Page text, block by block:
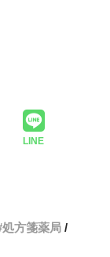
LINE
処方箋薬局